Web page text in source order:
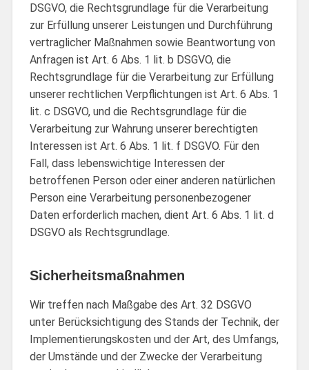
DSGVO, die Rechtsgrundlage für die Verarbeitung
zur Erfüllung unserer Leistungen und Durchführung
vertraglicher Maßnahmen sowie Beantwortung von
Anfragen ist Art. 6 Abs. 1 lit. b DSGVO, die
Rechtsgrundlage für die Verarbeitung zur Erfüllung
unserer rechtlichen Verpflichtungen ist Art. 6 Abs. 1
lit. c DSGVO, und die Rechtsgrundlage für die
Verarbeitung zur Wahrung unserer berechtigten
Interessen ist Art. 6 Abs. 1 lit. f DSGVO. Für den
Fall, dass lebenswichtige Interessen der
betroffenen Person oder einer anderen natürlichen
Person eine Verarbeitung personenbezogener
Daten erforderlich machen, dient Art. 6 Abs. 1 lit. d
DSGVO als Rechtsgrundlage.
Sicherheitsmaßnahmen
Wir treffen nach Maßgabe des Art. 32 DSGVO
unter Berücksichtigung des Stands der Technik, der
Implementierungskosten und der Art, des Umfangs,
der Umstände und der Zwecke der Verarbeitung